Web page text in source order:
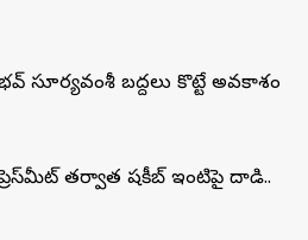
సూర్యవంశీ బద్దలు కొట్టే అవకాశం
ప్రెస్‌మీట్‌ తర్వాత షకీబ్‌ ఇంటిపై దాడి..